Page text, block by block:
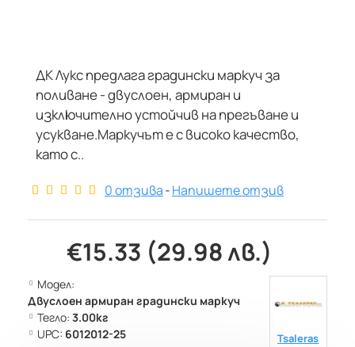
ДК Лукс предлага градински маркуч за
поливане - двуслоен, армиран и
изключително устойчив на прегъване и
усукване.Маркучът е с високо качество,
като с..
0 отзива-Напишете отзив
€15.33 (29.98 лв.)
Модел:
Двуслоен армиран градински маркуч
Тегло: 3.00кг
UPC: 6012012-25 Tsaleras